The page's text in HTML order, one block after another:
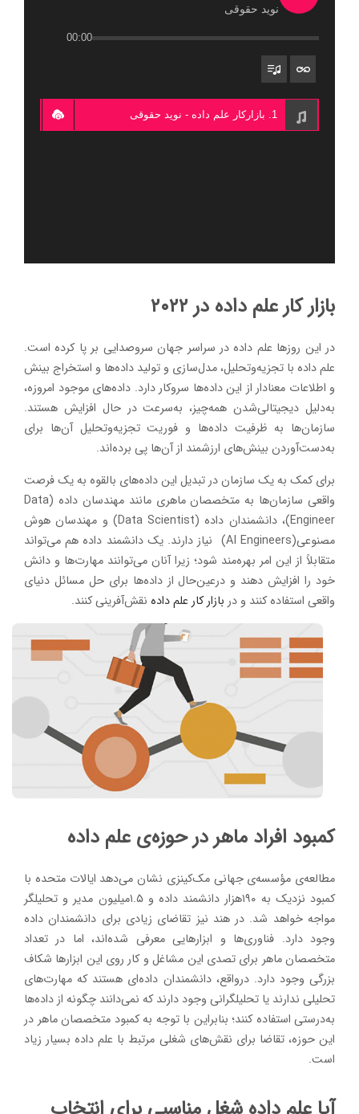
نوید حقوقی
00:00
1. بازارکار علم داده - نوید حقوقی
بازار کار علم داده در ۲۰۲۲
در این روزها علم داده در سراسر جهان سروصدایی بر پا کرده است.
علم داده با تجزیه‌وتحلیل، مدل‌سازی و تولید داده‌ها و استخراج بینش
و اطلاعات معنادار از این داده‌ها سروکار دارد. داده‌های موجود امروزه،
به‌دلیل دیجیتالی‌شدن همه‌چیز، به‌سرعت در حال افزایش هستند.
سازمان‌ها به ظرفیت داده‌ها و فوریت تجزیه‌وتحلیل آن‌ها برای
به‌دست‌آوردن بینش‌های ارزشمند از آن‌ها پی برده‌اند.
برای کمک به یک سازمان در تبدیل این داده‌های بالقوه به یک فرصت
واقعی سازمان‌ها به متخصصان ماهری مانند مهندسان داده (Data
Engineer)، دانشمندان داده (Data Scientist) و مهندسان هوش
مصنوعی(AI Engineers) نیاز دارند. یک دانشمند داده هم می‌تواند
متقابلاً از این امر بهره‌مند شود؛ زیرا آنان می‌توانند مهارت‌ها و دانش
خود را افزایش دهند و درعین‌حال از داده‌ها برای حل مسائل دنیای
واقعی استفاده کنند و در بازار کار علم داده نقش‌آفرینی کنند.
کمبود افراد ماهر در حوزه‌ی علم داده
مطالعه‌ی مؤسسه‌ی جهانی مک‌کینزی نشان می‌دهد ایالات متحده با
کمبود نزدیک به ۱۹۰هزار دانشمند داده و ۱.۵میلیون مدیر و تحلیلگر
مواجه خواهد شد. در هند نیز تقاضای زیادی برای دانشمندان داده
وجود دارد. فناوری‌ها و ابزارهایی معرفی شده‌اند، اما در تعداد
متخصصان ماهر برای تصدی این مشاغل و کار روی این ابزارها شکاف
بزرگی وجود دارد. درواقع، دانشمندان داده‌ای هستند که مهارت‌های
تحلیلی ندارند یا تحلیلگرانی وجود دارند که نمی‌دانند چگونه از داده‌ها
به‌درستی استفاده کنند؛ بنابراین با توجه به کمبود متخصصان ماهر در
این حوزه، تقاضا برای نقش‌های شغلی مرتبط با علم داده بسیار زیاد
است.